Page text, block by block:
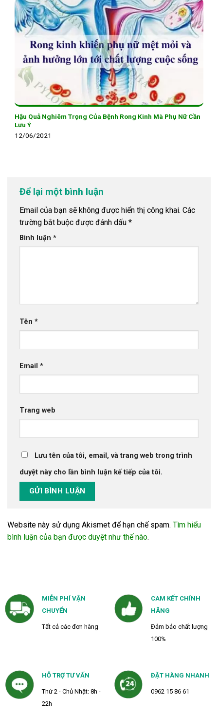
Hậu Quả Nghiêm Trọng Của Bệnh Rong Kinh Mà Phụ Nữ Cần
Lưu Ý
12/06/2021
Để lại một bình luận
Email của bạn sẽ không được hiển thị công khai. Các
trường bắt buộc được đánh dấu *
Bình luận *
Tên *
Email *
Trang web
Lưu tên của tôi, email, và trang web trong trình
duyệt này cho lần bình luận kế tiếp của tôi.
Website này sử dụng Akismet để hạn chế spam. Tìm hiểu
bình luận của bạn được duyệt như thế nào.
MIỄN PHÍ VẬN
CHUYỂN
Tất cả các đơn hàng
CAM KẾT CHÍNH
HÃNG
Đảm bảo chất lượng
100%
HỖ TRỢ TƯ VẤN
Thứ 2 - Chủ Nhật: 8h -
22h
ĐẶT HÀNG NHANH
0962 15 86 61